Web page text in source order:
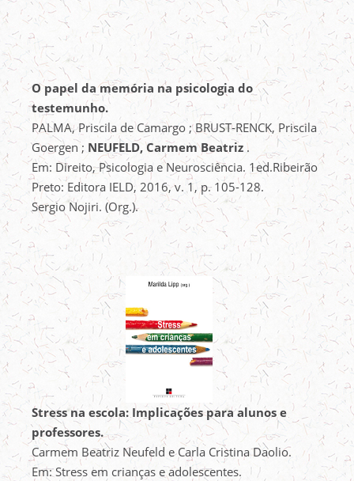
O papel da memória na psicologia do
testemunho.
PALMA, Priscila de Camargo ; BRUST-RENCK, Priscila
Goergen ; NEUFELD, Carmem Beatriz .
Em: Direito, Psicologia e Neurosciência. 1ed.Ribeirão
Preto: Editora IELD, 2016, v. 1, p. 105-128.
Sergio Nojiri. (Org.).
Stress na escola: Implicações para alunos e
professores.
Carmem Beatriz Neufeld e Carla Cristina Daolio.
Em: Stress em crianças e adolescentes.